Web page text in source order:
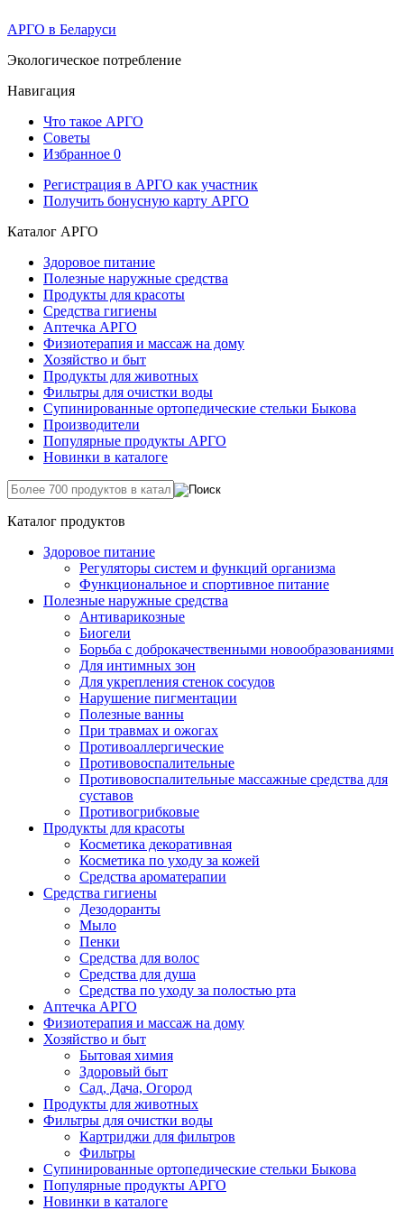
АРГО в Беларуси
Экологическое потребление
Навигация
Что такое АРГО
Советы
Избранное 0
Регистрация в АРГО как участник
Получить бонусную карту АРГО
Каталог АРГО
Здоровое питание
Полезные наружные средства
Продукты для красоты
Средства гигиены
Аптечка АРГО
Физиотерапия и массаж на дому
Хозяйство и быт
Продукты для животных
Фильтры для очистки воды
Супинированные ортопедические стельки Быкова
Производители
Популярные продукты АРГО
Новинки в каталоге
Каталог продуктов
Здоровое питание
Регуляторы систем и функций организма
Функциональное и спортивное питание
Полезные наружные средства
Антиварикозные
Биогели
Борьба с доброкачественными новообразованиями
Для интимных зон
Для укрепления стенок сосудов
Нарушение пигментации
Полезные ванны
При травмах и ожогах
Противоаллергические
Противовоспалительные
Противовоспалительные массажные средства для
суставов
Противогрибковые
Продукты для красоты
Косметика декоративная
Косметика по уходу за кожей
Средства ароматерапии
Средства гигиены
Дезодоранты
Мыло
Пенки
Средства для волос
Средства для душа
Средства по уходу за полостью рта
Аптечка АРГО
Физиотерапия и массаж на дому
Хозяйство и быт
Бытовая химия
Здоровый быт
Сад, Дача, Огород
Продукты для животных
Фильтры для очистки воды
Картриджи для фильтров
Фильтры
Супинированные ортопедические стельки Быкова
Популярные продукты АРГО
Новинки в каталоге